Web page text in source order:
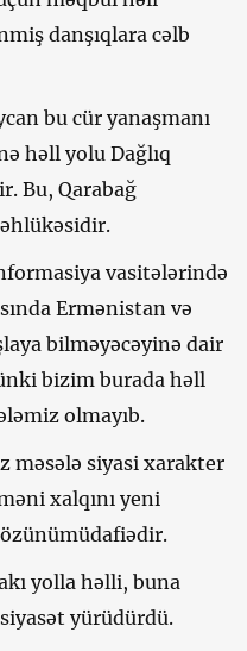
danşıqlara cəlb
bu cür yanaşmanı
həll yolu Dağlıq
Bu, Qarabağ
vasitələrində
Ermənistan və
bilməyəcəyinə dair
bizim burada həll
olmayıb.
məsələ siyasi xarakter
xalqını yeni
özünümüdafiədir.
yolla həlli, buna
yürüdürdü.